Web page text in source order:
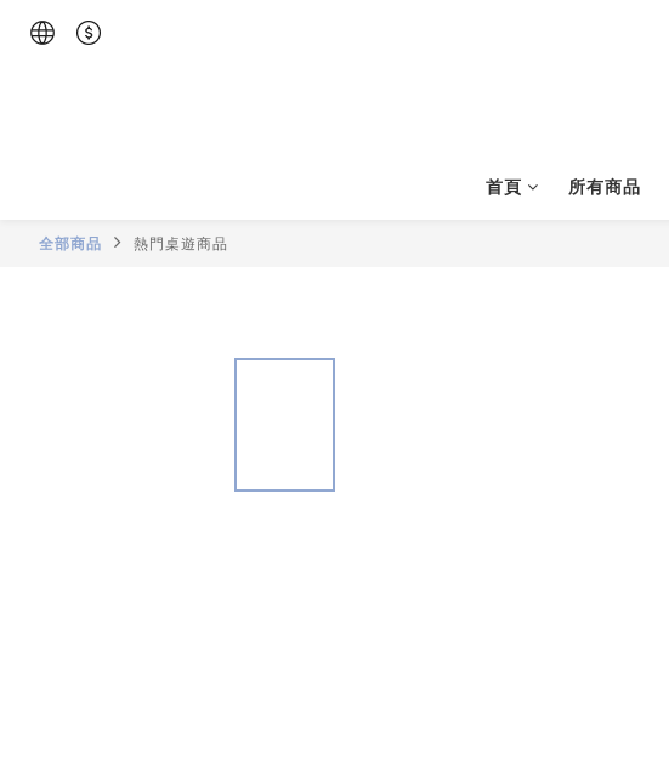
首頁 所有商品
全部商品 熱門桌遊商品